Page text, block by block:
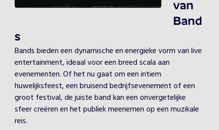
van
Band
s
Bands bieden een dynamische en energieke vorm van live
entertainment, ideaal voor een breed scala aan
evenementen. Of het nu gaat om een intiem
huwelijksfeest, een bruisend bedrijfsevenement of een
groot festival, de juiste band kan een onvergetelijke
sfeer creëren en het publiek meenemen op een muzikale
reis.